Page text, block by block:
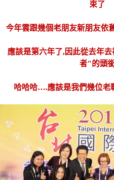
束了
今年雲跟幾個老朋友新朋友依
應該是第六年了,因此從去年
者"的頭
哈哈哈….應該是我們幾位老